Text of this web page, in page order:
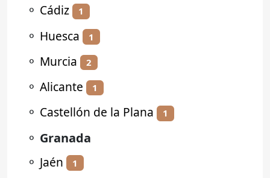
⚬ Cádiz 1
⚬ Huesca 1
⚬ Murcia 2
⚬ Alicante 1
⚬ Castellón de la Plana 1
⚬ Granada
⚬ Jaén 1